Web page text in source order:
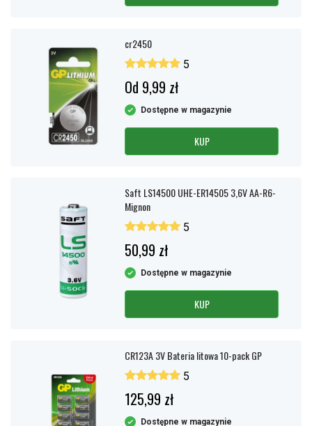
cr2450
5
Od 9,99 zł
Dostępne w magazynie
KUP
Saft LS14500 UHE-ER14505 3,6V AA-R6-
Mignon
5
50,99 zł
Dostępne w magazynie
KUP
CR123A 3V Bateria litowa 10-pack GP
5
125,99 zł
Dostępne w magazynie